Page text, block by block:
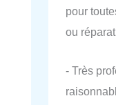
pour
ou
- Très